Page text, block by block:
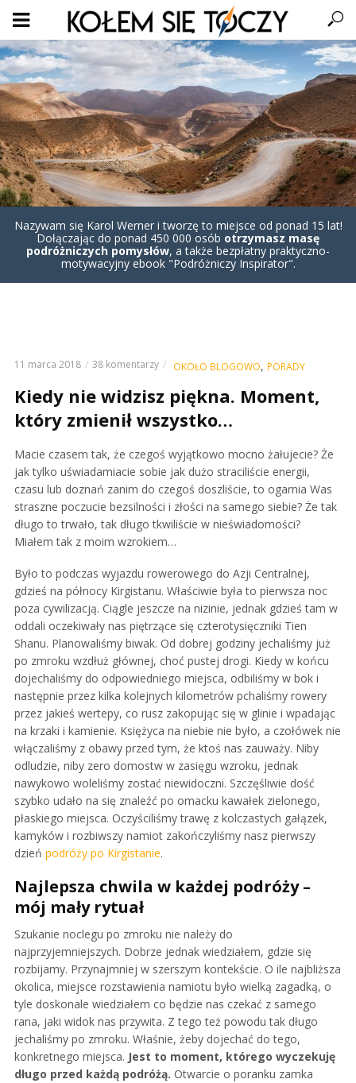
Nazywam się Karol Werner i tworzę to miejsce od ponad 15 lat!
Dołączając do ponad 450 000 osób otrzymasz masę
podróżniczych pomysłów, a także bezpłatny praktyczno-
motywacyjny ebook "Podróżniczy Inspirator".
11 marca 2018 38 komentarzy OKOŁO BLOGOWO, PORADY
Kiedy nie widzisz piękna. Moment,
który zmienił wszystko…
Macie czasem tak, że czegoś wyjątkowo mocno żałujecie? Że
jak tylko uświadamiacie sobie jak dużo straciliście energii,
czasu lub doznań zanim do czegoś doszliście, to ogarnia Was
straszne poczucie bezsilności i złości na samego siebie? Że tak
długo to trwało, tak długo tkwiliście w nieświadomości?
Miałem tak z moim wzrokiem…
Było to podczas wyjazdu rowerowego do Azji Centralnej,
gdzieś na północy Kirgistanu. Właściwie była to pierwsza noc
poza cywilizacją. Ciągle jeszcze na nizinie, jednak gdzieś tam w
oddali oczekiwały nas piętrzące się czterotysięczniki Tien
Shanu. Planowaliśmy biwak. Od dobrej godziny jechaliśmy już
po zmroku wzdłuż głównej, choć pustej drogi. Kiedy w końcu
dojechaliśmy do odpowiedniego miejsca, odbiliśmy w bok i
następnie przez kilka kolejnych kilometrów pchaliśmy rowery
przez jakieś wertepy, co rusz zakopując się w glinie i wpadając
na krzaki i kamienie. Księżyca na niebie nie było, a czołówek nie
włączaliśmy z obawy przed tym, że ktoś nas zauważy. Niby
odludzie, niby zero domostw w zasięgu wzroku, jednak
nawykowo woleliśmy zostać niewidoczni. Szczęśliwie dość
szybko udało na się znaleźć po omacku kawałek zielonego,
płaskiego miejsca. Oczyściliśmy trawę z kolczastych gałązek,
kamyków i rozbiwszy namiot zakończyliśmy nasz pierwszy
dzień podróży po Kirgistanie.
Najlepsza chwila w każdej podróży –
mój mały rytuał
Szukanie noclegu po zmroku nie należy do
najprzyjemniejszych. Dobrze jednak wiedziałem, gdzie się
rozbijamy. Przynajmniej w szerszym kontekście. O ile najbliższa
okolica, miejsce rozstawienia namiotu było wielką zagadką, o
tyle doskonale wiedziałem co będzie nas czekać z samego
rana, jaki widok nas przywita. Z tego też powodu tak długo
jechaliśmy po zmroku. Właśnie, żeby dojechać do tego,
konkretnego miejsca. Jest to moment, którego wyczekuję
długo przed każdą podróżą. Otwarcie o poranku zamka